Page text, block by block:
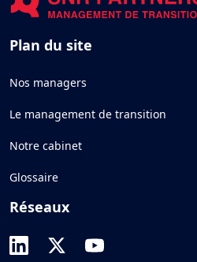
Plan du site
Nos managers
Le management de transition
Notre cabinet
Glossaire
Réseaux